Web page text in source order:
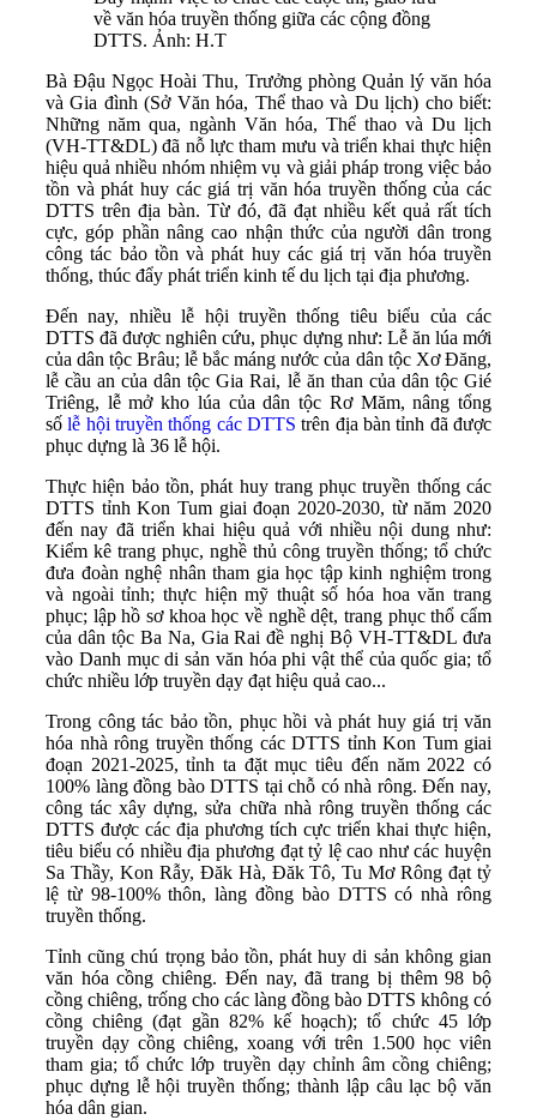
về văn hóa truyền thống giữa các cộng đồng
DTTS. Ảnh: H.T
Bà Đậu Ngọc Hoài Thu, Trưởng phòng Quản lý văn hóa
và Gia đình (Sở Văn hóa, Thể thao và Du lịch) cho biết:
Những năm qua, ngành Văn hóa, Thể thao và Du lịch
(VH-TT&DL) đã nỗ lực tham mưu và triển khai thực hiện
hiệu quả nhiều nhóm nhiệm vụ và giải pháp trong việc bảo
tồn và phát huy các giá trị văn hóa truyền thống của các
DTTS trên địa bàn. Từ đó, đã đạt nhiều kết quả rất tích
cực, góp phần nâng cao nhận thức của người dân trong
công tác bảo tồn và phát huy các giá trị văn hóa truyền
thống, thúc đẩy phát triển kinh tế du lịch tại địa phương.
Đến nay, nhiều lễ hội truyền thống tiêu biểu của các
DTTS đã được nghiên cứu, phục dựng như: Lễ ăn lúa mới
của dân tộc Brâu; lễ bắc máng nước của dân tộc Xơ Đăng,
lễ cầu an của dân tộc Gia Rai, lễ ăn than của dân tộc Gié
Triêng, lễ mở kho lúa của dân tộc Rơ Măm, nâng tổng
sốlễ hội truyền thống các DTTS trên địa bàn tỉnh đã được
phục dựng là 36 lễ hội.
Thực hiện bảo tồn, phát huy trang phục truyền thống các
DTTS tỉnh Kon Tum giai đoạn 2020-2030, từ năm 2020
đến nay đã triển khai hiệu quả với nhiều nội dung như:
Kiểm kê trang phục, nghề thủ công truyền thống; tổ chức
đưa đoàn nghệ nhân tham gia học tập kinh nghiệm trong
và ngoài tỉnh; thực hiện mỹ thuật số hóa hoa văn trang
phục; lập hồ sơ khoa học về nghề dệt, trang phục thổ cẩm
của dân tộc Ba Na, Gia Rai đề nghị Bộ VH-TT&DL đưa
vào Danh mục di sản văn hóa phi vật thể của quốc gia; tổ
chức nhiều lớp truyền dạy đạt hiệu quả cao...
Trong công tác bảo tồn, phục hồi và phát huy giá trị văn
hóa nhà rông truyền thống các DTTS tỉnh Kon Tum giai
đoạn 2021-2025, tỉnh ta đặt mục tiêu đến năm 2022 có
100% làng đồng bào DTTS tại chỗ có nhà rông. Đến nay,
công tác xây dựng, sửa chữa nhà rông truyền thống các
DTTS được các địa phương tích cực triển khai thực hiện,
tiêu biểu có nhiều địa phương đạt tỷ lệ cao như các huyện
Sa Thầy, Kon Rẫy, Đăk Hà, Đăk Tô, Tu Mơ Rông đạt tỷ
lệ từ 98-100% thôn, làng đồng bào DTTS có nhà rông
truyền thống.
Tỉnh cũng chú trọng bảo tồn, phát huy di sản không gian
văn hóa cồng chiêng. Đến nay, đã trang bị thêm 98 bộ
cồng chiêng, trống cho các làng đồng bào DTTS không có
cồng chiêng (đạt gần 82% kế hoạch); tổ chức 45 lớp
truyền dạy cồng chiêng, xoang với trên 1.500 học viên
tham gia; tổ chức lớp truyền dạy chỉnh âm cồng chiêng;
phục dựng lễ hội truyền thống; thành lập câu lạc bộ văn
hóa dân gian.